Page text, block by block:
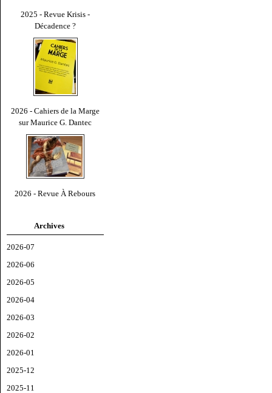
2025 - Revue Krisis -
Décadence ?
2026 - Cahiers de la Marge
sur Maurice G. Dantec
2026 - Revue À Rebours
Archives
2026-07
2026-06
2026-05
2026-04
2026-03
2026-02
2026-01
2025-12
2025-11